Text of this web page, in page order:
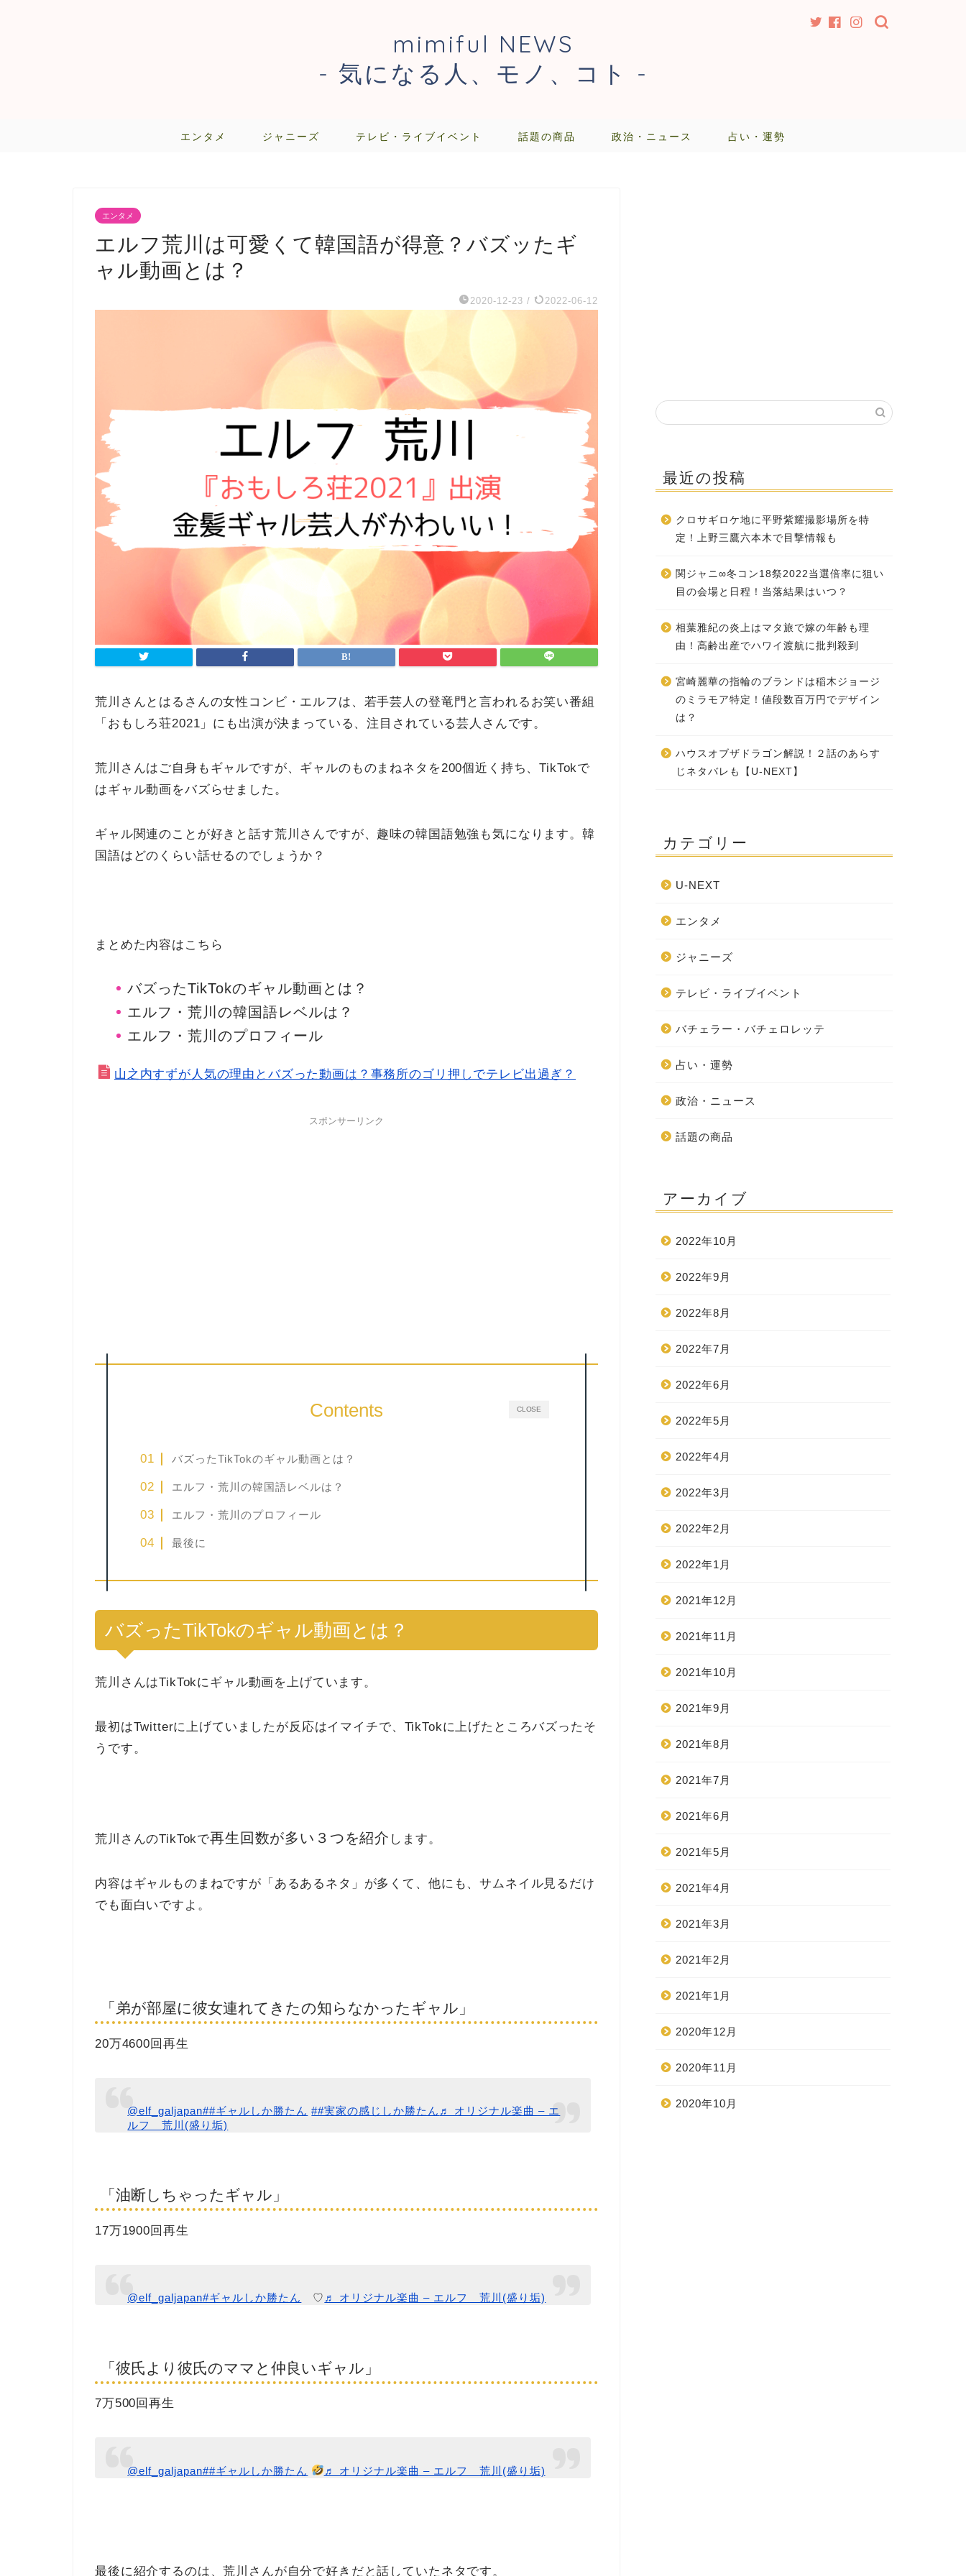
mimiful NEWS
- 気になる人、モノ、コト -
エンタメ ジャニーズ テレビ・ライブイベント 話題の商品 政治・ニュース 占い・運勢
エンタメ
エルフ荒川は可愛くて韓国語が得意？バズッたギ
ャル動画とは？
2020-12-23 / 2022-06-12
荒川さんとはるさんの女性コンビ・エルフは、若手芸人の登竜門と言われるお笑い番組
「おもしろ荘2021」にも出演が決まっている、注目されている芸人さんです。
荒川さんはご自身もギャルですが、ギャルのものまねネタを200個近く持ち、TikTokで
はギャル動画をバズらせました。
ギャル関連のことが好きと話す荒川さんですが、趣味の韓国語勉強も気になります。韓
国語はどのくらい話せるのでしょうか？
まとめた内容はこちら
バズったTikTokのギャル動画とは？
エルフ・荒川の韓国語レベルは？
エルフ・荒川のプロフィール
山之内すずが人気の理由とバズった動画は？事務所のゴリ押しでテレビ出過ぎ？
スポンサーリンク
CLOSE
Contents
バズったTikTokのギャル動画とは？
エルフ・荒川の韓国語レベルは？
エルフ・荒川のプロフィール
最後に
バズったTikTokのギャル動画とは？
荒川さんはTikTokにギャル動画を上げています。
最初はTwitterに上げていましたが反応はイマイチで、TikTokに上げたところバズったそ
うです。
荒川さんのTikTokで再生回数が多い３つを紹介 します。
内容はギャルものまねですが「あるあるネタ」が多くて、他にも、サムネイル見るだけ
でも面白いですよ。
「弟が部屋に彼女連れてきたの知らなかったギャル」
20万4600回再生
@elf_galjapan##ギャルしか勝たん ##実家の感じしか勝たん ♬ オリジナル楽曲 – エ
ルフ 荒川(盛り垢)
「油断しちゃったギャル」
17万1900回再生
@elf_galjapan#ギャルしか勝たん ♡ ♬ オリジナル楽曲 – エルフ 荒川(盛り垢)
「彼氏より彼氏のママと仲良いギャル」
7万500回再生
@elf_galjapan##ギャルしか勝たん ♬ オリジナル楽曲 – エルフ 荒川(盛り垢)
最後に紹介するのは、荒川さんが自分で好きだと話していたネタです。
最近の投稿
クロサギロケ地に平野紫耀撮影場所を特
定！上野三鷹六本木で目撃情報も
関ジャニ∞冬コン18祭2022当選倍率に狙い
目の会場と日程！当落結果はいつ？
相葉雅紀の炎上はマタ旅で嫁の年齢も理
由！高齢出産でハワイ渡航に批判殺到
宮崎麗華の指輪のブランドは稲木ジョージ
のミラモア特定！値段数百万円でデザイン
は？
ハウスオブザドラゴン解説！２話のあらす
じネタバレも【U-NEXT】
カテゴリー
U-NEXT
エンタメ
ジャニーズ
テレビ・ライブイベント
バチェラー・バチェロレッテ
占い・運勢
政治・ニュース
話題の商品
アーカイブ
2022年10月
2022年9月
2022年8月
2022年7月
2022年6月
2022年5月
2022年4月
2022年3月
2022年2月
2022年1月
2021年12月
2021年11月
2021年10月
2021年9月
2021年8月
2021年7月
2021年6月
2021年5月
2021年4月
2021年3月
2021年2月
2021年1月
2020年12月
2020年11月
2020年10月